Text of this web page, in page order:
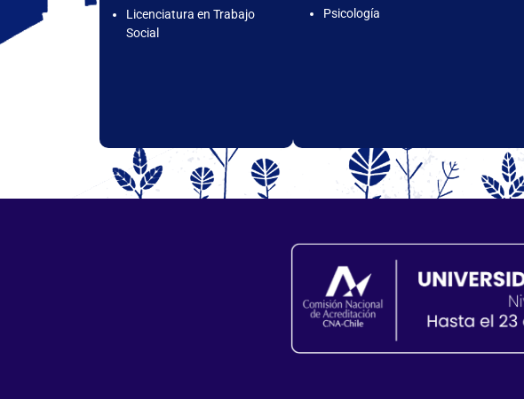
Licenciatura en Trabajo
Social
Psicología